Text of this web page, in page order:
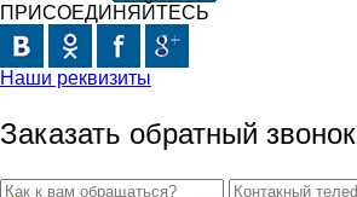
ПРИСОЕДИНЯЙТЕСЬ
Наши реквизиты
Заказать обратный звонок